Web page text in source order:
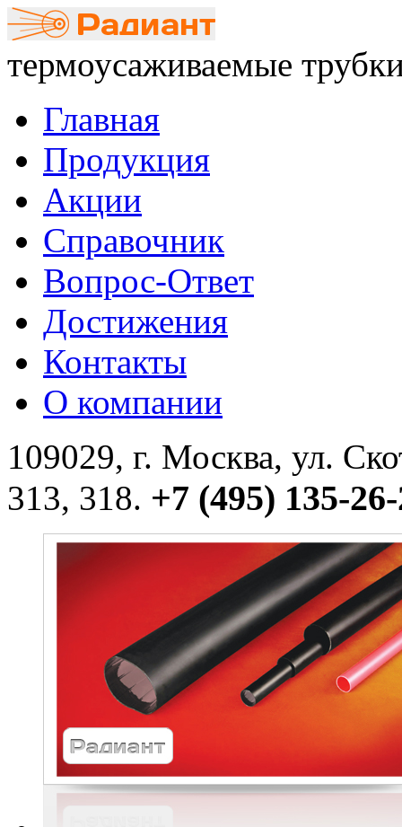
термоусаживаемые
Главная
Продукция
Акции
Справочник
Вопрос-Ответ
Достижения
Контакты
О компании
109029, г. Москва, ул.
313, 318. +7 (495) 135-